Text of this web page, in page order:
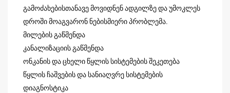
გამოძახებისთანავე მოვიდნენ ადგილზე და უმოკლეს
დროში მოაგვარონ ნებისმიერი პრობლემა.
მილების გაწმენდა
კანალიზაციის გაწმენდა
ონკანის და ცხელი წყლის სისტემების შეკეთება
წყლის ჩაშვების და სანიაღვრე სისტემების
დიაგნოსტიკა